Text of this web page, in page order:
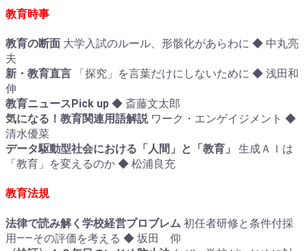
教育時事
教育の断面 大学入試のルール、形骸化があらわに ◆ 中丸亮
夫
新・教育直言
「探究」を言葉だけにしないために ◆ 浅田和
伸
教育ニュースPick up ◆ 斎藤文太郎
気になる！教育関連用語解説 ワーク・エンゲイジメント ◆
清水優菜
データ駆動型社会における「人間」と「教育」 生成ＡＩは
「教育」を変えるのか ◆ 松浦良充
教育法規
法律で読み解く学校経営プロブレム 初任者研修と条件付採
用――その評価を考える ◆ 坂田 仰